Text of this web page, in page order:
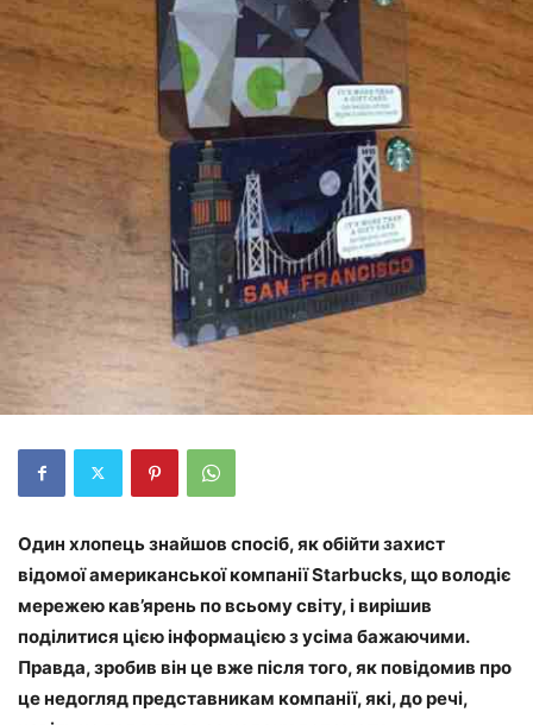
Один хлопець знайшов спосіб, як обійти захист
відомої американської компанії Starbucks, що володіє
мережею кав’ярень по всьому світу, і вирішив
поділитися цією інформацією з усіма бажаючими.
Правда, зробив він це вже після того, як повідомив про
це недогляд представникам компанії, які, до речі,